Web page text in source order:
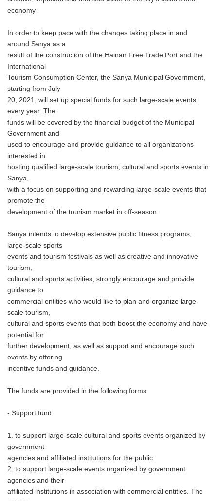
economy.
In order to keep pace with the changes taking place in and
around Sanya as a
result of the construction of the Hainan Free Trade Port and the
International
Tourism Consumption Center, the Sanya Municipal Government,
starting from July
20, 2021, will set up special funds for such large-scale events
every year. The
funds will be covered by the financial budget of the Municipal
Government and
used to encourage and provide guidance to all organizations
interested in
hosting qualified large-scale tourism, cultural and sports events in
Sanya,
with a focus on supporting and rewarding large-scale events that
promote the
development of the tourism market in off-season.
Sanya intends to develop extensive public fitness programs,
large-scale sports
events and tourism festivals as well as creative and innovative
tourism,
cultural and sports activities; strongly encourage and provide
guidance to
commercial entities who would like to plan and organize large-
scale tourism,
cultural and sports events that both boost the economy and have
potential for
further development; as well as support and encourage such
events by offering
incentive funds and guidance.
The funds are provided in the following forms:
- Support fund
1. to support large-scale cultural and sports events organized by
government
agencies and affiliated institutions for the public.
2. to support large-scale events organized by government
agencies and their
affiliated institutions in association with commercial entities. The